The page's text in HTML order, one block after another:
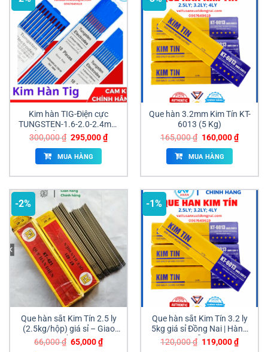
Kim hàn TIG-Điện cực
TUNGSTEN-1.6-2.0-2.4mm
(đầu đỏ) (10 cây/hộp)
300,000₫ Giá
là:
300,000 ₫.
295,000₫Giá
hiện
MUA HÀNG
Que hàn 3.2mm Kim Tín KT-
6013 (5 Kg)
165,000₫ Giá
là:
165,000 ₫.
160,000₫Giá
hiện
MUA HÀNG
-2%
Que hàn sắt Kim Tín 2.5 ly
(2.5kg/hộp) giá sỉ – Giao
ngay Đồng Nai
66,000₫ Giá
gốc
65,000₫Giá
hiện
-1%
Que hàn sắt Kim Tín 3.2 ly
5kg giá sỉ Đồng Nai | Hàng
sẵn
120,000₫ Giá
119,000₫Giá
hiện